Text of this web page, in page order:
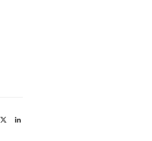
LinkedIn